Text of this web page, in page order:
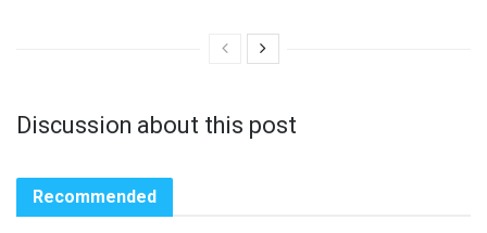
Discussion about this post
Recommended